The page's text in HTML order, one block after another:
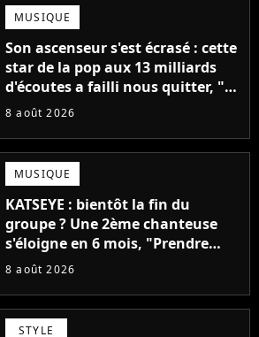
MUSIQUE
Son ascenseur s'est écrasé : cette
star de la pop aux 13 milliards
d'écoutes a failli nous quitter, "Je
pensais ne plus jamais chanter"
8 août 2026
MUSIQUE
KATSEYE : bientôt la fin du
groupe ? Une 2ème chanteuse
s'éloigne en 6 mois, "Prendre
cette décision n’a pas été facile"
8 août 2026
STYLE